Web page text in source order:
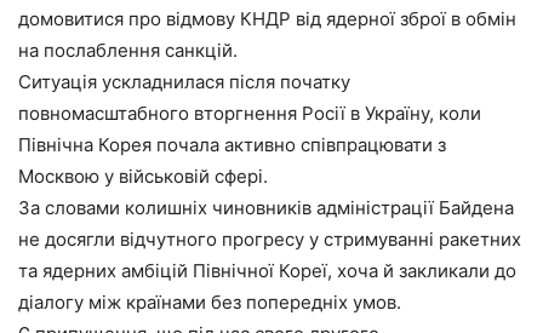
домовитися про відмову КНДР від ядерної зброї в обмін
на послаблення санкцій.
Ситуація ускладнилася після початку
повномасштабного вторгнення Росії в Україну, коли
Північна Корея почала активно співпрацювати з
Москвою у військовій сфері.
За словами колишніх чиновників адміністрації Байдена
не досягли відчутного прогресу у стримуванні ракетних
та ядерних амбіцій Північної Кореї, хоча й закликали до
діалогу між країнами без попередніх умов.